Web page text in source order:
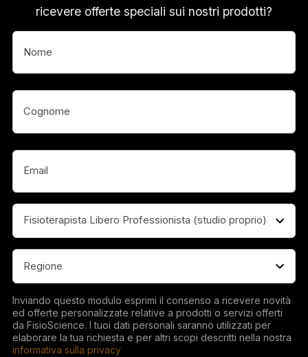
ricevere offerte speciali sui nostri prodotti?
Nome
Nome
Email
Professione
Regione
Inviando questo modulo esprimi il consenso a ricevere novità
ed offerte personalizzate relative a prodotti o servizi offerti
da FisioScience. I tuoi dati personali saranno utilizzati per
elaborare la tua richiesta e per altri scopi descritti nella nostra
informativa sulla privacy